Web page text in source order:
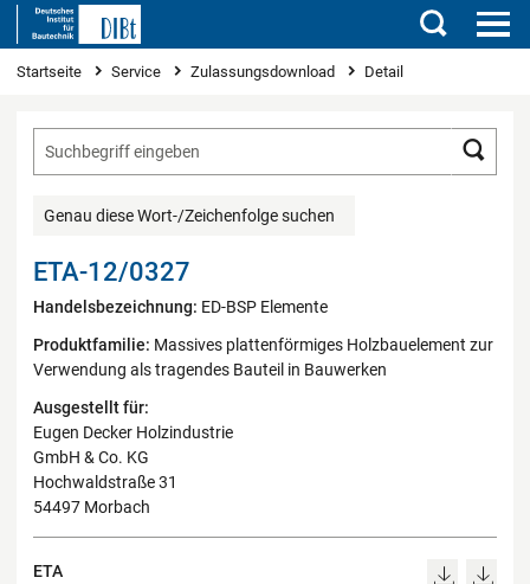
Suchen
Sie sind hier
Startseite Service Zulassungsdownload Detail
Genau diese Wort-/Zeichenfolge suchen
ETA-12/0327
Handelsbezeichnung: ED-BSP Elemente
Produktfamilie: Massives plattenförmiges Holzbauelement zur
Verwendung als tragendes Bauteil in Bauwerken
Ausgestellt für:
Eugen Decker Holzindustrie
GmbH & Co. KG
Hochwaldstraße 31
54497 Morbach
ETA